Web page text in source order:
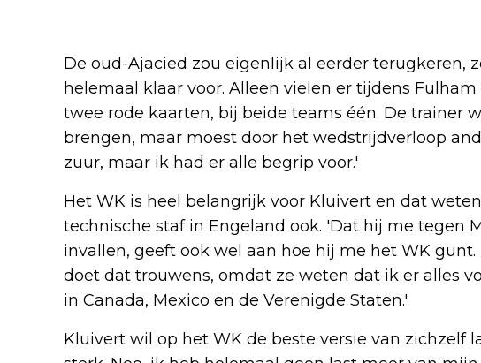
De oud-Ajacied zou eigenlijk al eerder terugkeren,
helemaal klaar voor. Alleen vielen er tijdens
twee rode kaarten, bij beide teams één. De trainer
brengen, maar moest door het wedstrijdverloop
zuur, maar ik had er alle begrip voor.'
Het WK is heel belangrijk voor Kluivert en dat
technische staf in Engeland ook. 'Dat hij me tegen
invallen, geeft ook wel aan hoe hij me het WK
doet dat trouwens, omdat ze weten dat ik er alles
in Canada, Mexico en de Verenigde Staten.'
Kluivert wil op het WK de beste versie van zichzelf